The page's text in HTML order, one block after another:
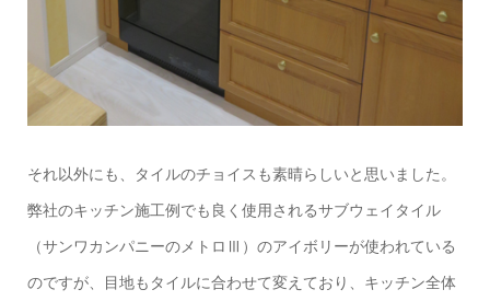
それ以外にも、タイルのチョイスも素晴らしいと思いました。
弊社のキッチン施工例でも良く使用されるサブウェイタイル
（サンワカンパニーのメトロⅢ）のアイボリーが使われている
のですが、目地もタイルに合わせて変えており、キッチン全体